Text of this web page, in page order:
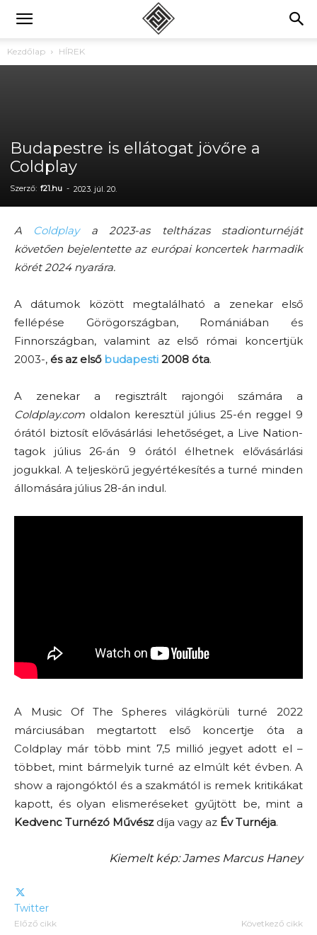
Kezdőlap HÍREK
Budapestre is ellátogat jövőre a
Coldplay
Szerző: f21.hu - 2023. júl. 20.
A Coldplaya 2023-as teltházas stadionturnéját
követően bejelentette az európai koncertek harmadik
körét 2024 nyarára.
A dátumok között megtalálható a zenekar első
fellépése Görögországban, Romániában és
Finnországban, valamint az első római koncertjük
2003-, és az első budapesti 2008 óta.
A zenekar a regisztrált rajongói számára a
Coldplay.com oldalon keresztül július 25-én reggel 9
órától biztosít elővásárlási lehetőséget, a Live Nation-
tagok július 26-án 9 órától élhetnek elővásárlási
jogukkal. A teljeskörű jegyértékesítés a turné minden
állomására július 28-án indul.
A Music Of The Spheres világkörüli turné 2022
márciusában megtartott első koncertje óta a
Coldplay már több mint 7,5 millió jegyet adott el –
többet, mint bármelyik turné az elmúlt két évben. A
show a rajongóktól és a szakmától is remek kritikákat
kapott, és olyan elismeréseket gyűjtött be, mint a
Kedvenc Turnézó Művész díja vagy az Év Turnéja.
Kiemelt kép: James Marcus Haney
Twitter
Előző cikk Következő cikk